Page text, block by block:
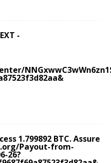
-
1.799892 BTC. Assure
Payout-from-
26?